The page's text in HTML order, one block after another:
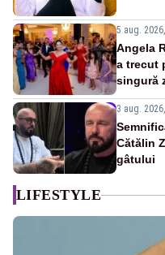
5 aug.
Angela
a trecut
singură
3 aug.
Cătălin
gâtului
LIFESTYLE